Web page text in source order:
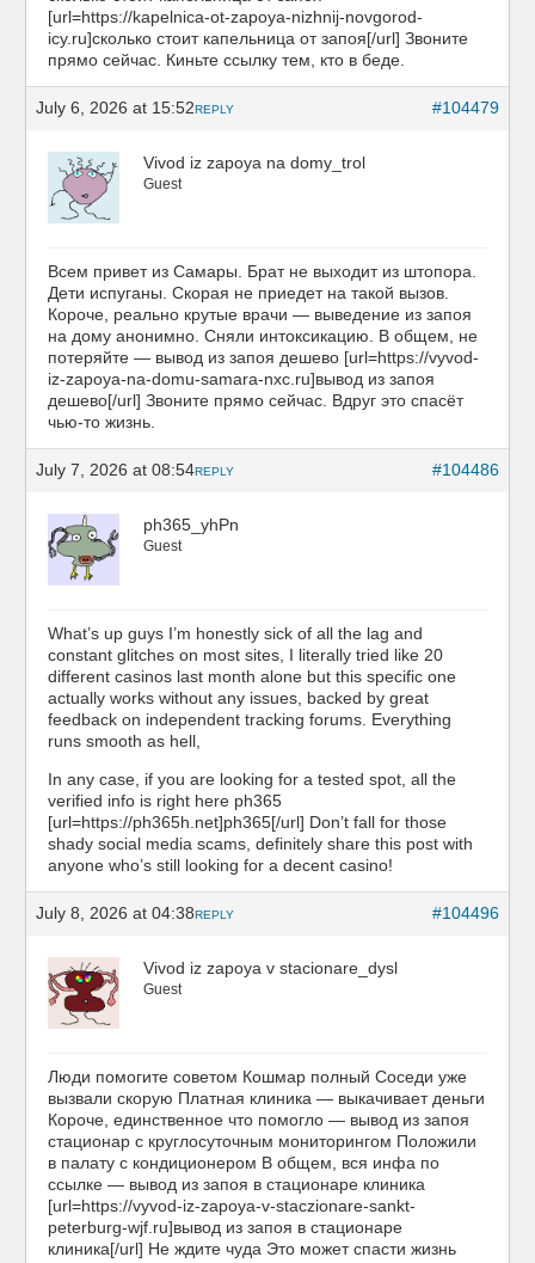
[url=https://kapelnica-ot-zapoya-nizhnij-novgorod-
icy.ru]сколько стоит капельница от запоя[/url] Звоните
прямо сейчас. Киньте ссылку тем, кто в беде.
July 6, 2026 at 15:52 #104479
REPLY
Vivod iz zapoya na domy_trol
Guest
Всем привет из Самары. Брат не выходит из штопора.
Дети испуганы. Скорая не приедет на такой вызов.
Короче, реально крутые врачи — выведение из запоя
на дому анонимно. Сняли интоксикацию. В общем, не
потеряйте — вывод из запоя дешево [url=https://vyvod-
iz-zapoya-na-domu-samara-nxc.ru]вывод из запоя
дешево[/url] Звоните прямо сейчас. Вдруг это спасёт
чью-то жизнь.
July 7, 2026 at 08:54 #104486
REPLY
ph365_yhPn
Guest
What’s up guys I’m honestly sick of all the lag and
constant glitches on most sites, I literally tried like 20
different casinos last month alone but this specific one
actually works without any issues, backed by great
feedback on independent tracking forums. Everything
runs smooth as hell,
In any case, if you are looking for a tested spot, all the
verified info is right here ph365
[url=https://ph365h.net]ph365[/url] Don’t fall for those
shady social media scams, definitely share this post with
anyone who’s still looking for a decent casino!
July 8, 2026 at 04:38 #104496
REPLY
Vivod iz zapoya v stacionare_dysl
Guest
Люди помогите советом Кошмар полный Соседи уже
вызвали скорую Платная клиника — выкачивает деньги
Короче, единственное что помогло — вывод из запоя
стационар с круглосуточным мониторингом Положили
в палату с кондиционером В общем, вся инфа по
ссылке — вывод из запоя в стационаре клиника
[url=https://vyvod-iz-zapoya-v-staczionare-sankt-
peterburg-wjf.ru]вывод из запоя в стационаре
клиника[/url] Не ждите чуда Это может спасти жизнь